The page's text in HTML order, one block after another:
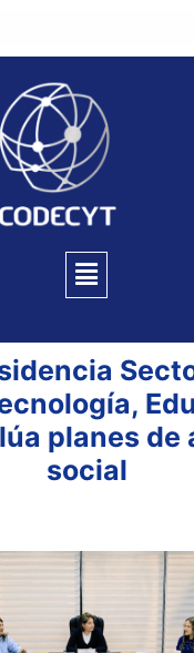
planes de
social